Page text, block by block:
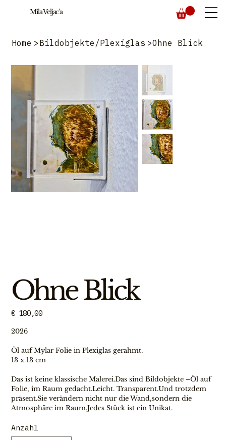
Mila Veljac'a
Home > Bildobjekte/Plexiglas >Ohne Blick
Ohne Blick
Preis
€ 180,00
2026
Öl auf Mylar Folie in Plexiglas gerahmt.
13 x 13 cm
Das ist keine klassische Malerei.Das sind Bildobjekte –Öl auf
Folie, im Raum gedacht.Leicht. Transparent.Und trotzdem
präsent.Sie verändern nicht nur die Wand,sondern die
Atmosphäre im Raum.Jedes Stück ist ein Unikat.
Anzahl